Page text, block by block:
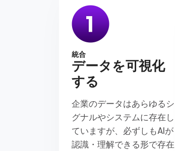
統合
データを可視化
する
企業のデータはあらゆるシ
グナルやシステムに存在し
ていますが、必ずしもAIが
認識・理解できる形で存在